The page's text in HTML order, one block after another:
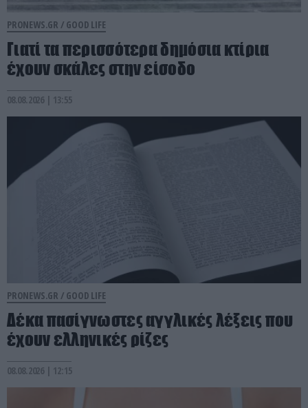
PRONEWS.GR / GOOD LIFE
Γιατί τα περισσότερα δημόσια κτίρια
έχουν σκάλες στην είσοδο
08.08.2026 | 13:55
PRONEWS.GR / GOOD LIFE
Δέκα πασίγνωστες αγγλικές λέξεις που
έχουν ελληνικές ρίζες
08.08.2026 | 12:15